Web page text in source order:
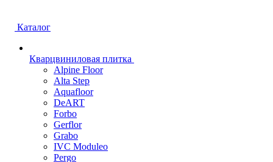
Каталог
Кварцвиниловая плитка
Alpine Floor
Alta Step
Aquafloor
DeART
Forbo
Gerflor
Grabo
IVC Moduleo
Pergo